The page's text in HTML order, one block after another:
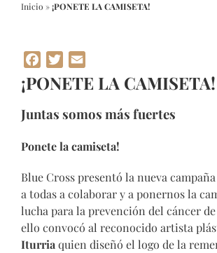
Inicio »¡PONETE LA CAMISETA!
Facebook
Twitter
¡PONETE LA CAMISETA!
Juntas somos más fuertes
Ponete la camiseta!
Blue Cross presentó la nueva
a todas a colaborar y a ponernos la
lucha para la prevención del cáncer de
ello convocó al reconocido artista
Iturria quien diseñó el logo de la